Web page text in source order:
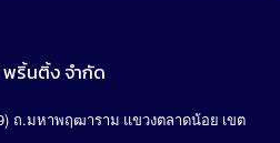
ริ้นติ้ง จำกัด
ถ.มหาพฤฒาราม แขวงตลาดน้อย เขต